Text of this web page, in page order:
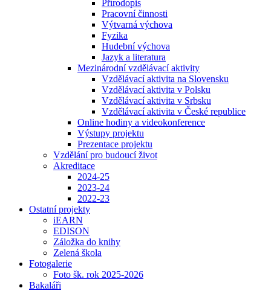
Přírodopis
Pracovní činnosti
Výtvarná výchova
Fyzika
Hudební výchova
Jazyk a literatura
Mezinárodní vzdělávací aktivity
Vzdělávací aktivita na Slovensku
Vzdělávací aktivita v Polsku
Vzdělávací aktivita v Srbsku
Vzdělávací aktivita v České republice
Online hodiny a videokonference
Výstupy projektu
Prezentace projektu
Vzdělání pro budoucí život
Akreditace
2024-25
2023-24
2022-23
Ostatní projekty
iEARN
EDISON
Záložka do knihy
Zelená škola
Fotogalerie
Foto šk. rok 2025-2026
Bakaláři